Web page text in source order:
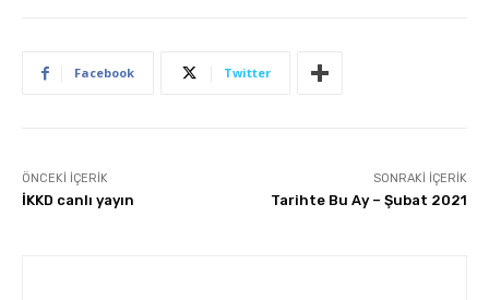
Facebook Twitter
ÖNCEKI İÇERIK
İKKD canlı yayın
SONRAKI İÇERIK
Tarihte Bu Ay – Şubat 2021